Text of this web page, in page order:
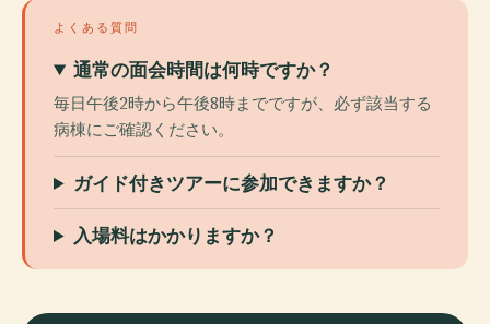
よくある質問
通常の面会時間は何時ですか？
毎日午後2時から午後8時までですが、必ず該当する
病棟にご確認ください。
ガイド付きツアーに参加できますか？
入場料はかかりますか？